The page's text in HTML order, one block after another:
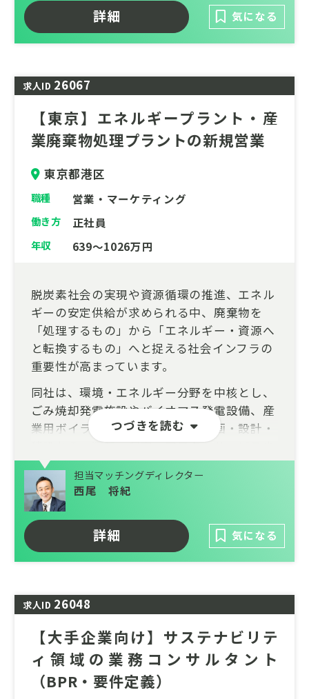
詳細 気になる
求人ID 26067
【東京】エネルギープラント・産
業廃棄物処理プラントの新規営業
東京都港区
職種 営業・マーケティング
働き方 正社員
年収 639～1026万円
つづきを読む
脱炭素社会の実現や資源循環の推進、エネル
ギーの安定供給が求められる中、廃棄物を
「処理するもの」から「エネルギー・資源へ
と転換するもの」へと捉える社会インフラの
重要性が高まっています。
同社は、環境・エネルギー分野を中核とし、
ごみ焼却発電施設やバイオマス発電設備、産
業用ボイラ、水処理設備などの企画・設計・
建設から、運転・保守・アフターサービスま
でを一貫して手掛けています。長年培ってき
た技術力を基盤に、自治体や民間企業の課題
解決を支え、循環型社会の実現と持続可能な
エネルギー利用に貢献しています。
近年は、再生可能エネルギーの活用やCO?排
出量の削減、既存設備の高度化・長寿命化な
り組んでおり、環境負荷の低減と社会インフ
ラの維持・発展を支える事業を幅広く展開し
ています。社会に欠かせないインフラを支え
ながら、環境・エネルギー分野の最前線で専
門性を磨き、長期的なキャリアを築ける環境
です。
担当マッチングディレクター
西尾 将紀
詳細 気になる
求人ID 26048
【大手企業向け】サステナビリテ
ィ領域の業務コンサルタント
（BPR・要件定義）